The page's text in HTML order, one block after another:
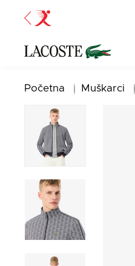
Početna Muškarci